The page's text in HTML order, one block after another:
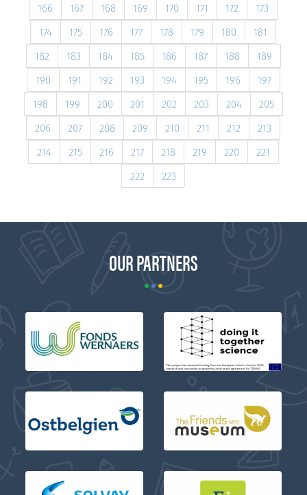
166
167 168 169 170 171 172
173
174
175 176 177 178 179 180
181
182
183 184 185 186 187 188
189
190
191 192 193 194 195 196
197
198
199 200 201 202 203 204
205
206
207 208 209 210 211 212
213
214
215 216 217 218 219 220
221
222
223
OUR PARTNERS